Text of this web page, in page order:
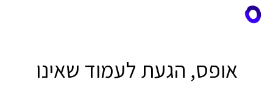
אופס, הגעת לעמוד שאינו